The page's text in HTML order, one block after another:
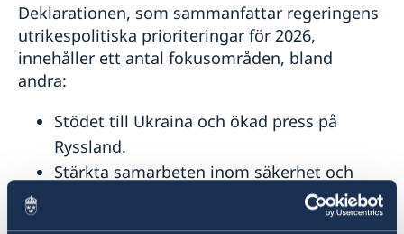
Deklarationen, som sammanfattar regeringens
utrikespolitiska prioriteringar för 2026,
innehåller ett antal fokusområden, bland
andra:
Stödet till Ukraina och ökad press på
Ryssland.
Stärkta samarbeten inom säkerhet och
Jämställdhet och kvinnors egenmakt.